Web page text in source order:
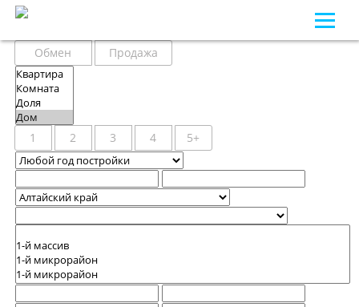
Обмен Продажа
1 2 3 4 5+